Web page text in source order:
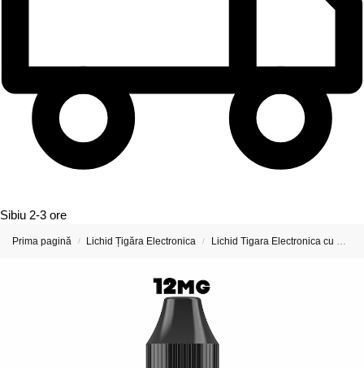
Sibiu 2-3 ore
Prima pagină / Lichid Țigăra Electronica / Lichid Tigara Electronica cu Nicotina